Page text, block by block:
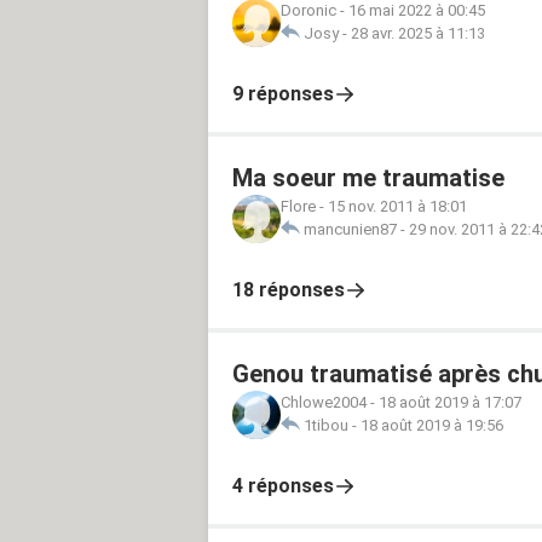
Doronic - 16 mai 2022 à 00:45
Josy- 28 avr. 2025 à 11:13
9 réponses
Ma soeur me traumatise
Flore - 15 nov. 2011 à 18:01
mancunien87 - 29 nov. 2011 à
18 réponses
Genou traumatisé après
Chlowe2004- 18 août 2019 à 17:07
1tibou - 18 août 2019 à 19:56
4 réponses